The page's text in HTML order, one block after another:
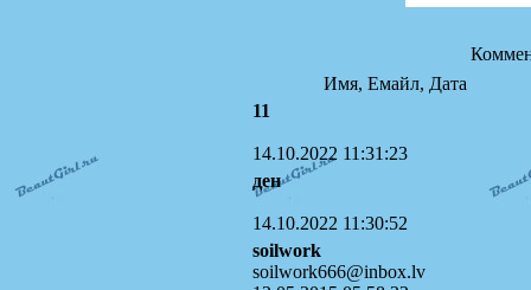
Имя, Емайл, Дата
11
14.10.2022 11:31:23
ден
14.10.2022 11:30:52
soilwork
soilwork666@inbox.lv